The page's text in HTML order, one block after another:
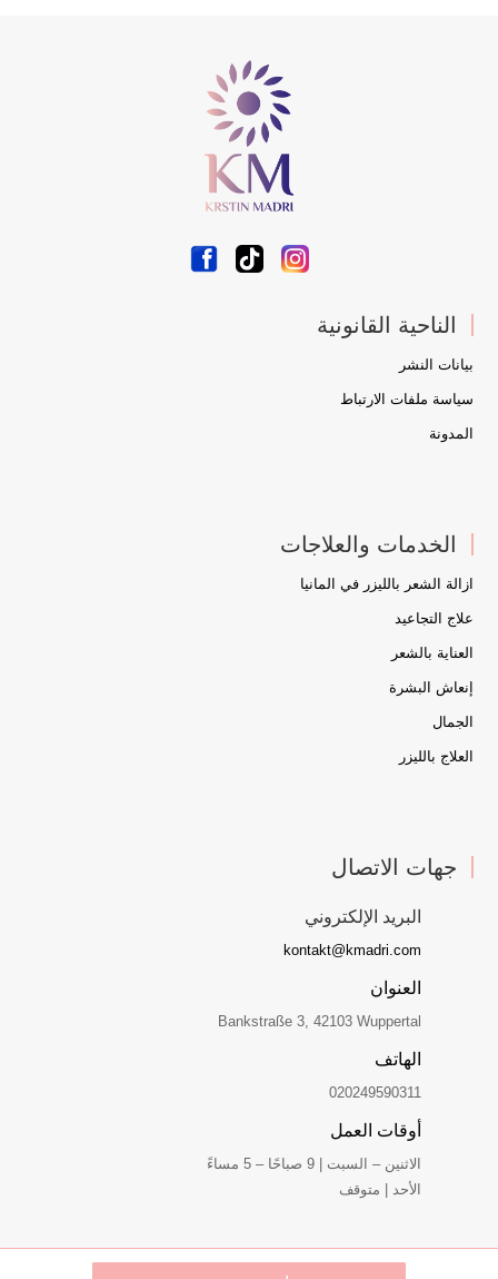
الناحية القانونية
بيانات النشر
سياسة ملفات الارتباط
المدونة
الخدمات والعلاجات
ازالة الشعر بالليزر في المانيا
علاج التجاعيد
العناية بالشعر
إنعاش البشرة
الجمال
العلاج بالليزر
جهات الاتصال
البريد الإلكتروني
kontakt@kmadri.com
العنوان
Bankstraße 3, 42103 Wuppertal
الهاتف
020249590311
أوقات العمل
الاثنين – السبت | 9 صباحًا – 5 مساءً
الأحد | متوقف